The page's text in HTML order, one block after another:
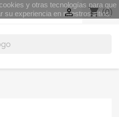
shopping_cart (0)

y otras tecnologías para que
su experiencia en nuestros sitios.